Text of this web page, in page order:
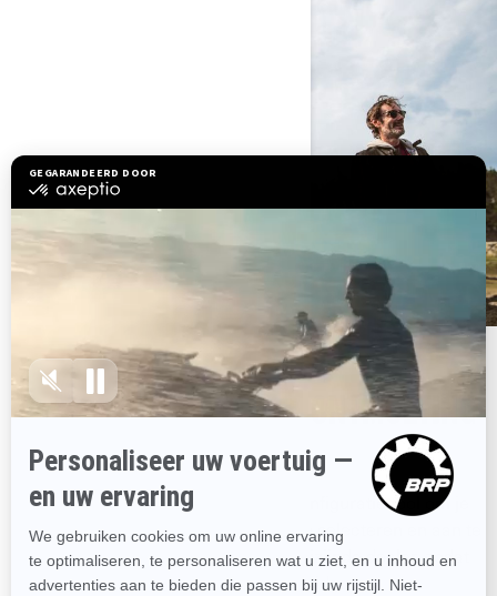
BEREID JE VOOR OP EEN ONTMOETING
MET JE DEALER
Gebruik onze gebruiksvriendelijke configuratie tool om je
eigen ATV, SSV of 3-wielig voertuig te selecteren en aan te
passen en stuur het naar de dichtstbijzijnde dealer, zodat
ze zich op je bezoek kunnen voorbereiden.